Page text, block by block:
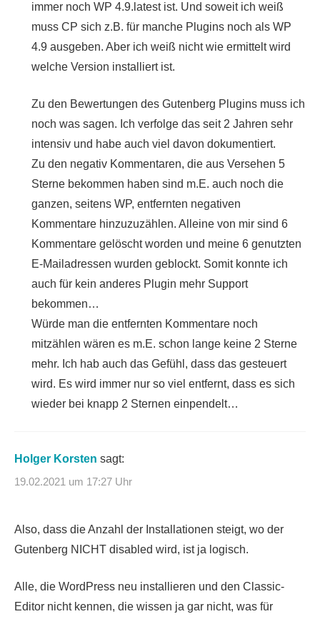
immer noch WP 4.9.latest ist. Und soweit ich weiß
muss CP sich z.B. für manche Plugins noch als WP
4.9 ausgeben. Aber ich weiß nicht wie ermittelt wird
welche Version installiert ist.
Zu den Bewertungen des Gutenberg Plugins muss ich
noch was sagen. Ich verfolge das seit 2 Jahren sehr
intensiv und habe auch viel davon dokumentiert.
Zu den negativ Kommentaren, die aus Versehen 5
Sterne bekommen haben sind m.E. auch noch die
ganzen, seitens WP, entfernten negativen
Kommentare hinzuzuzählen. Alleine von mir sind 6
Kommentare gelöscht worden und meine 6 genutzten
E-Mailadressen wurden geblockt. Somit konnte ich
auch für kein anderes Plugin mehr Support
bekommen…
Würde man die entfernten Kommentare noch
mitzählen wären es m.E. schon lange keine 2 Sterne
mehr. Ich hab auch das Gefühl, dass das gesteuert
wird. Es wird immer nur so viel entfernt, dass es sich
wieder bei knapp 2 Sternen einpendelt…
Holger Korsten sagt:
19.02.2021 um 17:27 Uhr
Also, dass die Anzahl der Installationen steigt, wo der
Gutenberg NICHT disabled wird, ist ja logisch.
Alle, die WordPress neu installieren und den Classic-
Editor nicht kennen, die wissen ja gar nicht, was für